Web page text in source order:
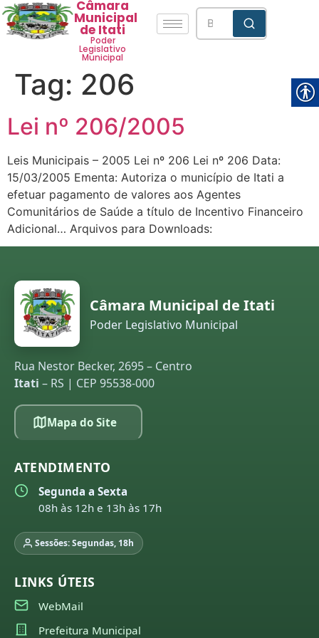
Câmara
Municipal
de Itati
Poder
Legislativo
Municipal
Tag: 206
Lei nº 206/2005
Leis Municipais – 2005 Lei nº 206 Lei nº 206 Data:
15/03/2005 Ementa: Autoriza o município de Itati a
efetuar pagamento de valores aos Agentes
Comunitários de Saúde a título de Incentivo Financeiro
Adicional… Arquivos para Downloads:
Câmara Municipal de Itati
Poder Legislativo Municipal
Rua Nestor Becker, 2695 – Centro
Itati – RS | CEP 95538-000
Mapa do Site
ATENDIMENTO
Segunda a Sexta
08h às 12h e 13h às 17h
Sessões: Segundas, 18h
LINKS ÚTEIS
WebMail
Prefeitura Municipal